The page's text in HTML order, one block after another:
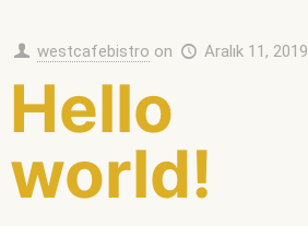
westcafebistro on Aralık 11, 2019
Hello
world!